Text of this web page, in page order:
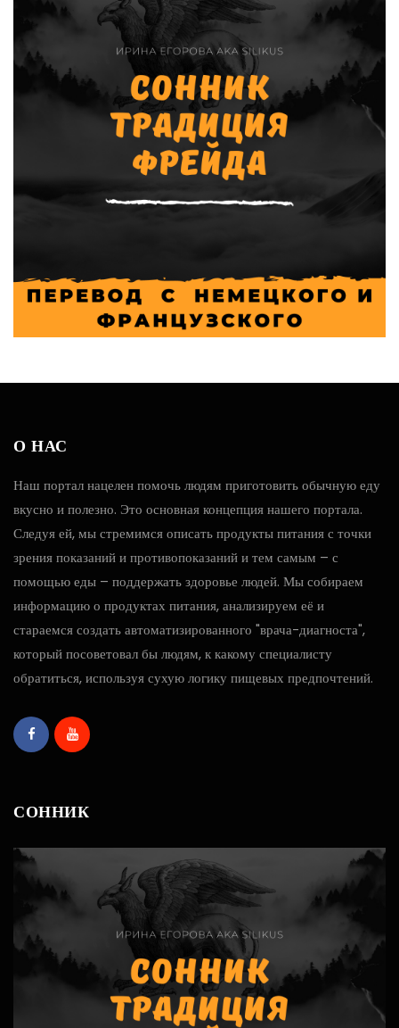
О НАС
Наш портал нацелен помочь людям приготовить обычную еду
вкусно и полезно. Это основная концепция нашего портала.
Следуя ей, мы стремимся описать продукты питания с точки
зрения показаний и противопоказаний и тем самым – с
помощью еды – поддержать здоровье людей. Мы собираем
информацию о продуктах питания, анализируем её и
стараемся создать автоматизированного "врача-диагноста",
который посоветовал бы людям, к какому специалисту
обратиться, используя сухую логику пищевых предпочтений.
СОННИК